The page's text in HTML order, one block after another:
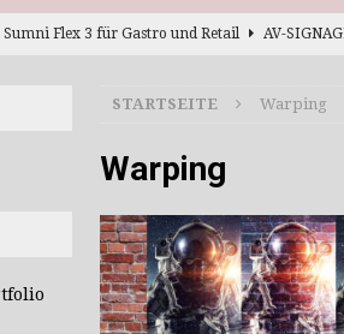
Sumni Flex 3 für Gastro und Retail AV-
Giada DS-Player DF614 und AE614 jetzt bei CI
Neue Werkstation Richtlinie zum BFSG
STARTSEITE Warping
Warping